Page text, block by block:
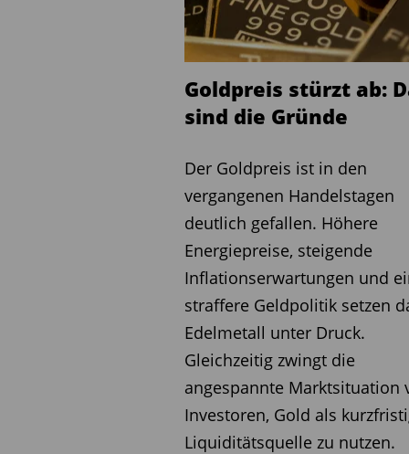
Newmont: Ein konkretes
Wie greifbar dieser
aber an dieser Stelle
werden sollte, besonders
veröffentlicht, doch das
ersten drei Quartale 2025
Jahresende weiter
In den ersten neun
operativen Cashflow von
freie Cashflow lag in
Dollar. Rechnet man das
höheren realisierten
für das Gesamtjahr 2025
Dollar plausibel.
Goldpreis stürzt ab:
sind die Gründe
Der Goldpreis ist in den
vergangenen Handelstagen
deutlich gefallen. Höhere
Energiepreise, steigende
Inflationserwartungen und
straffere Geldpolitik setzen
Edelmetall unter Druck.
Gleichzeitig zwingt die
angespannte Marktsituation
Investoren, Gold als
Liquiditätsquelle zu nutzen.